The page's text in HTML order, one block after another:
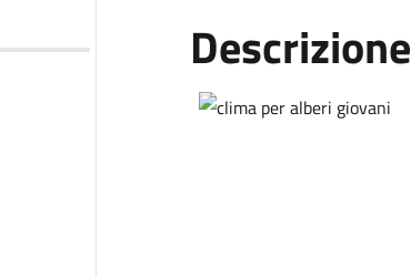
Descrizione